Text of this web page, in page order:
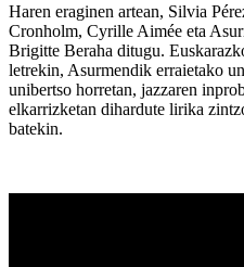
Haren eraginen artean, Silvia
Cronholm, Cyrille Aimée eta
Brigitte Beraha ditugu.
letrekin, Asurmendik erraietako
unibertso horretan, jazzaren
elkarrizketan dihardute lirika
batekin.